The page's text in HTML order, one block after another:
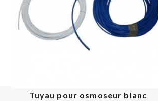
Tuyau pour osmoseur blanc